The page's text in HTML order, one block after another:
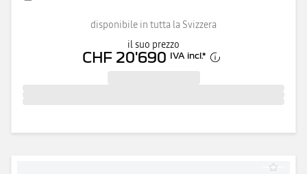
disponibile in tutta la Svizzera
il suo prezzo
CHF 20'690 IVA incl.*